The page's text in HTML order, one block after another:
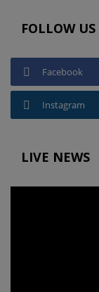
FOLLOW
Facebook
Instagram
LIVE NEWS